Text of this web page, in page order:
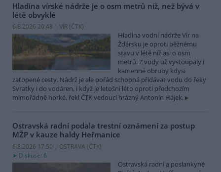
Hladina vírské nádrže je o osm metrů níž, než bývá v
létě obvyklé
6.8.2026 20:48 | VÍR (ČTK)
Hladina vodní nádrže Vír na
Žďársku je oproti běžnému
stavu v létě níž asi o osm
metrů. Z vody už vystoupaly i
kamenné obruby kdysi
zatopené cesty. Nádrž je ale pořád schopná přidávat vodu do řeky
Svratky i do vodáren, i když je letošní léto oproti předchozím
mimořádně horké, řekl ČTK vedoucí hrázný Antonín Hájek.
Ostravská radní podala trestní oznámení za postup
MŽP v kauze haldy Heřmanice
6.8.2026 17:50 | OSTRAVA (ČTK)
Diskuse: 6
Ostravská radní a poslankyně